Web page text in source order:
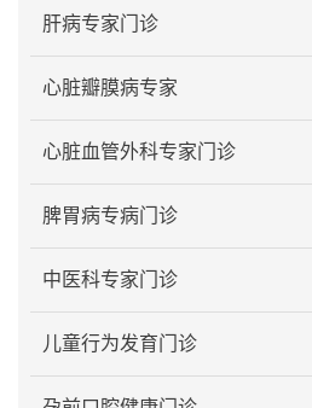
肝病专家门诊
心脏瓣膜病专家
心脏血管外科专家门诊
脾胃病专病门诊
中医科专家门诊
儿童行为发育门诊